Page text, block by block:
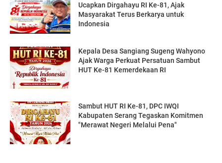
Ucapkan Dirgahayu RI Ke-81, Ajak
Masyarakat Terus Berkarya untuk
Indonesia
Kepala Desa Sangiang Sugeng Wahyono
Ajak Warga Perkuat Persatuan Sambut
HUT Ke-81 Kemerdekaan RI
Sambut HUT RI Ke-81, DPC IWQI
Kabupaten Serang Tegaskan Komitmen
"Merawat Negeri Melalui Pena"